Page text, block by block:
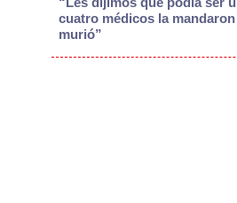
cuatro médicos la
murió”